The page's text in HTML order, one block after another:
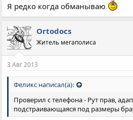
Я редко когда обманываю
Ortodocs
Житель мегаполиса
3 Авг 2013
Феликс написал(а):
Проверил с телефона - Рут прав,
подстраивающаяся под размеры